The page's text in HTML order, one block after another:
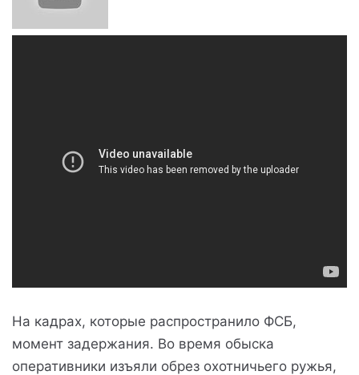
На кадрах, которые распространило ФСБ,
момент задержания. Во время обыска
оперативники изъяли обрез охотничьего ружья,